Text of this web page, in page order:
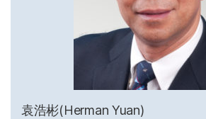
袁浩彬(Herman Yuan)